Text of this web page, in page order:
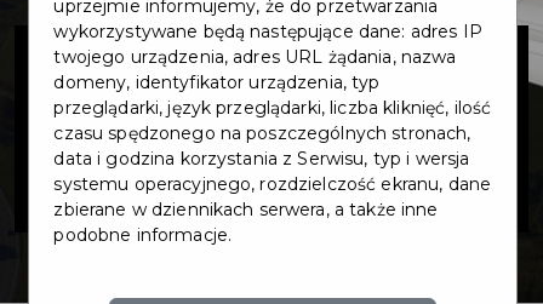
Budowa ul.
Wyspiańskiego
71-81
uprzejmie informujemy, że do przetwarzania
wykorzystywane będą następujące dane: adres IP
twojego urządzenia, adres URL żądania, nazwa
domeny, identyfikator urządzenia, typ
przeglądarki, język przeglądarki, liczba kliknięć, ilość
czasu spędzonego na poszczególnych stronach,
data i godzina korzystania z Serwisu, typ i wersja
systemu operacyjnego, rozdzielczość ekranu, dane
zbierane w dziennikach serwera, a także inne
podobne informacje.